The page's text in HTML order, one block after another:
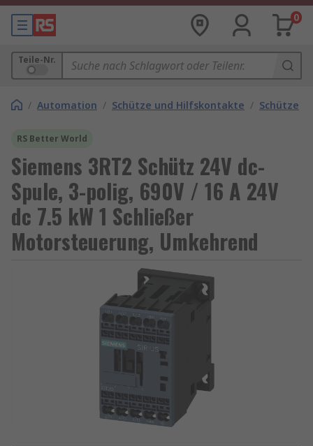
0
Teile-Nr.
/ Automation / Schütze und Hilfskontakte / Schütze
RS Better World
Siemens 3RT2 Schütz 24V dc-
Spule, 3-polig, 690V / 16 A 24V
dc 7.5 kW 1 Schließer
Motorsteuerung, Umkehrend